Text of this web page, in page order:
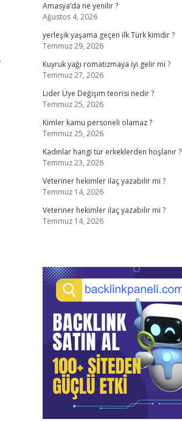
Amasya’da ne yenilir ?
Ağustos 4, 2026
yerleşik yaşama geçen ilk Türk kimdir ?
Temmuz 29, 2026
Kuyruk yağı romatizmaya iyi gelir mi ?
Temmuz 27, 2026
Lider Üye Değişim teorisi nedir ?
Temmuz 25, 2026
Kimler kamu personeli olamaz ?
Temmuz 25, 2026
Kadınlar hangi tür erkeklerden hoşlanır ?
Temmuz 23, 2026
Veteriner hekimler ilaç yazabilir mi ?
Temmuz 14, 2026
Veteriner hekimler ilaç yazabilir mi ?
Temmuz 14, 2026